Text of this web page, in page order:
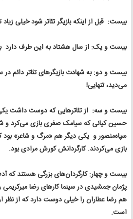
بیست: قبل از اینکه بازیگر تئاتر شود خیلی
بیست و یک: از سال هشتاد به این طرف دارد با
بیست و دو: به شهادت بازیگرهای تئاتر دائم در
می‌دید، تنهایی!
بیست و سه: از تئاترهایی که دوست داشت یکی
حسین کیانی که سیامک صفری بازی می‌کرد و
سپاه‌منصور و یکی دیگر هم «مرگ و شاعر» بود که
بازی می‌کردند. کارگردانش کورش مرادی بود.
بیست و چهار: کارگردان‌های بزرگی هستند
پژمان جمشیدی در سینما کارهای رضا
هم رضا عطاران را خیلی دوست دارد که از نظر
است.